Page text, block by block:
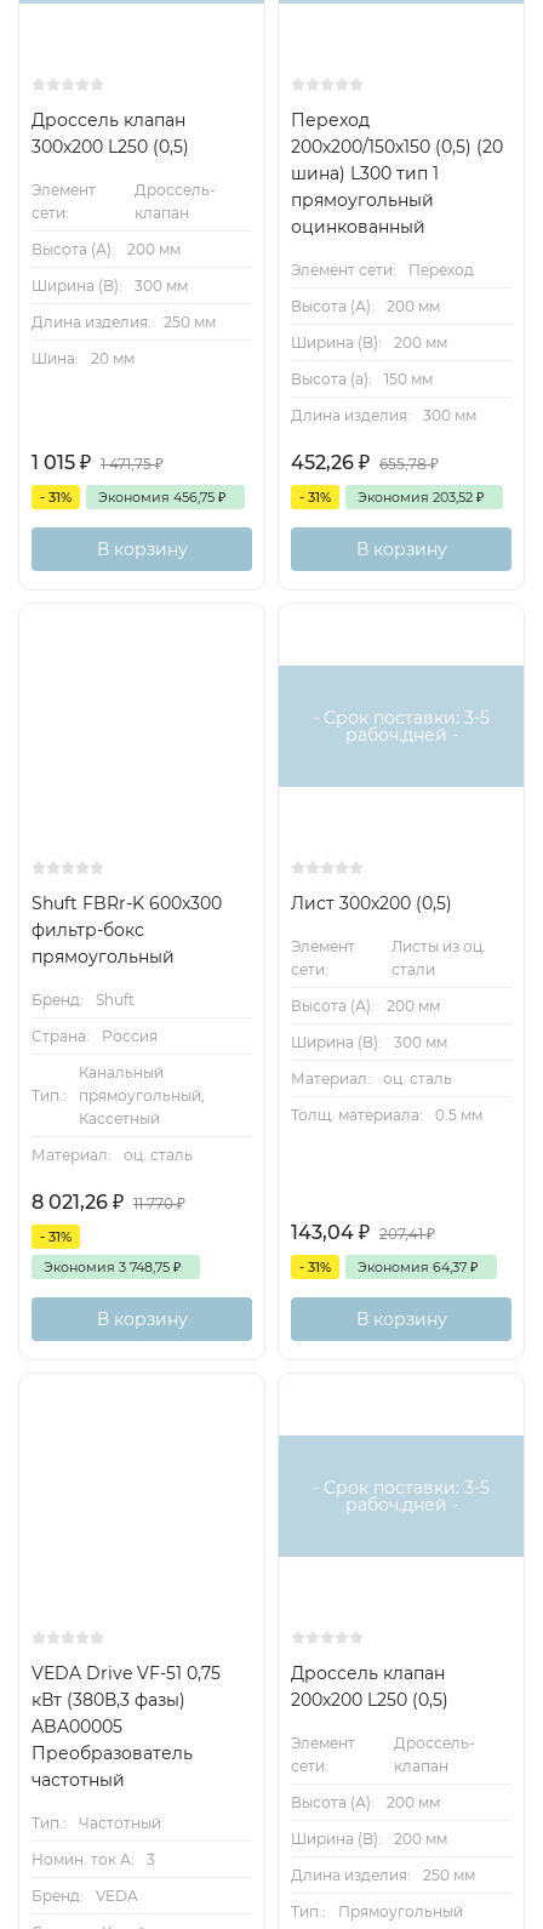
Дроссель клапан
300х200 L250 (0,5)
Элемент
сети:
Дроссель-
клапан
Высота (А):
200 мм
Ширина (B):
300 мм
Длина изделия:
250 мм
Шина:
20 мм
1 015 ₽ 1 471,75₽
- 31% Экономия 456,75 ₽
В корзину
Переход
200х200/150х150 (0,5) (20
шина) L300 тип 1
прямоугольный
оцинкованный
Элемент сети:
Переход
Высота (А):
200 мм
Ширина (B):
200 мм
Высота (a):
150 мм
Длина изделия:
300 мм
452,26 ₽ 655,78₽
- 31% Экономия 203,52 ₽
В корзину
Shuft FBRr-K 600x300
фильтр-бокс
прямоугольный
Бренд:
Shuft
Страна:
Россия
Тип.:
Канальный
прямоугольный,
Кассетный
Материал:
оц. сталь
8 021,26 ₽ 11 770₽
- 31%
Экономия 3 748,75 ₽
В корзину
- Срок поставки: 3-5
рабоч.дней -
Лист 300х200 (0,5)
Элемент
сети:
Листы из оц.
стали
Высота (А):
200 мм
Ширина (B):
300 мм
Материал:
оц. сталь
Толщ. материала:
0.5 мм
143,04 ₽ 207,41₽
- 31% Экономия 64,37 ₽
В корзину
VEDA Drive VF-51 0,75
кВт (380В,3 фазы)
ABA00005
Преобразователь
частотный
Тип.:
Частотный
Номин. ток А:
3
Бренд:
VEDA
- Срок поставки: 3-5
рабоч.дней -
Дроссель клапан
200х200 L250 (0,5)
Элемент
сети:
Дроссель-
клапан
Высота (А):
200 мм
Ширина (B):
200 мм
Длина изделия:
250 мм
Тип.:
Прямоугольный